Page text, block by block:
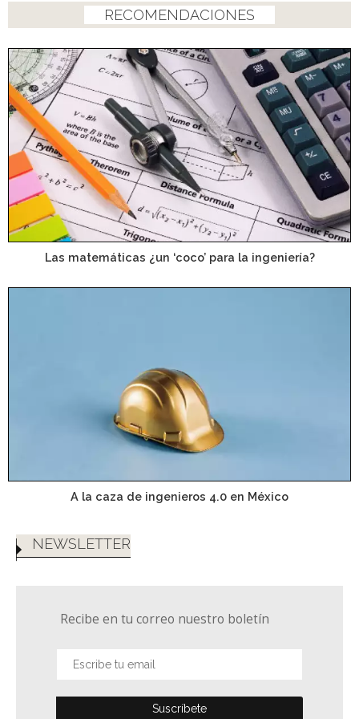
RECOMENDACIONES
Las matemáticas ¿un ‘coco’ para la ingeniería?
A la caza de ingenieros 4.0 en México
NEWSLETTER
Recibe en tu correo nuestro boletín